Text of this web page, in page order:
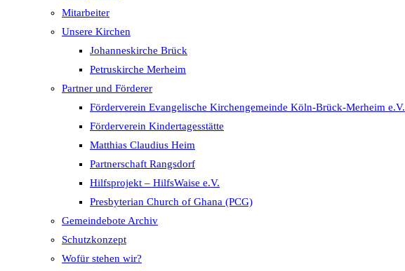
Mitarbeiter
Unsere Kirchen
Johanneskirche Brück
Petruskirche Merheim
Partner und Förderer
Förderverein Evangelische Kirchengemeinde Köln-Brück-Merheim e.V.
Förderverein Kindertagesstätte
Matthias Claudius Heim
Partnerschaft Rangsdorf
Hilfsprojekt – HilfsWaise e.V.
Presbyterian Church of Ghana (PCG)
Gemeindebote Archiv
Schutzkonzept
Wofür stehen wir?